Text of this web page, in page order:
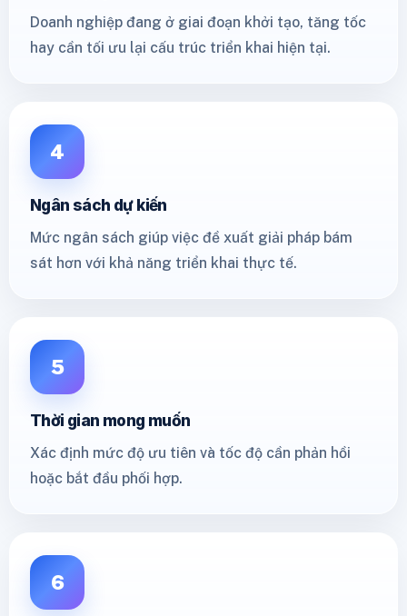
Doanh nghiệp đang ở giai đoạn khởi tạo, tăng tốc
hay cần tối ưu lại cấu trúc triển khai hiện tại.
4
Ngân sách dự kiến
Mức ngân sách giúp việc đề xuất giải pháp bám
sát hơn với khả năng triển khai thực tế.
5
Thời gian mong muốn
Xác định mức độ ưu tiên và tốc độ cần phản hồi
hoặc bắt đầu phối hợp.
6